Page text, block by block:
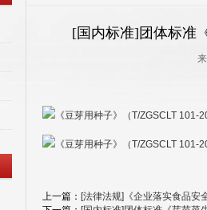
[国内标准]团体标准
《豆芽用种子》（T/ZGSCLT 101-
《豆芽用种子》（T/ZGSCLT 101-
上一篇： [法律法规]《企业落实食品安